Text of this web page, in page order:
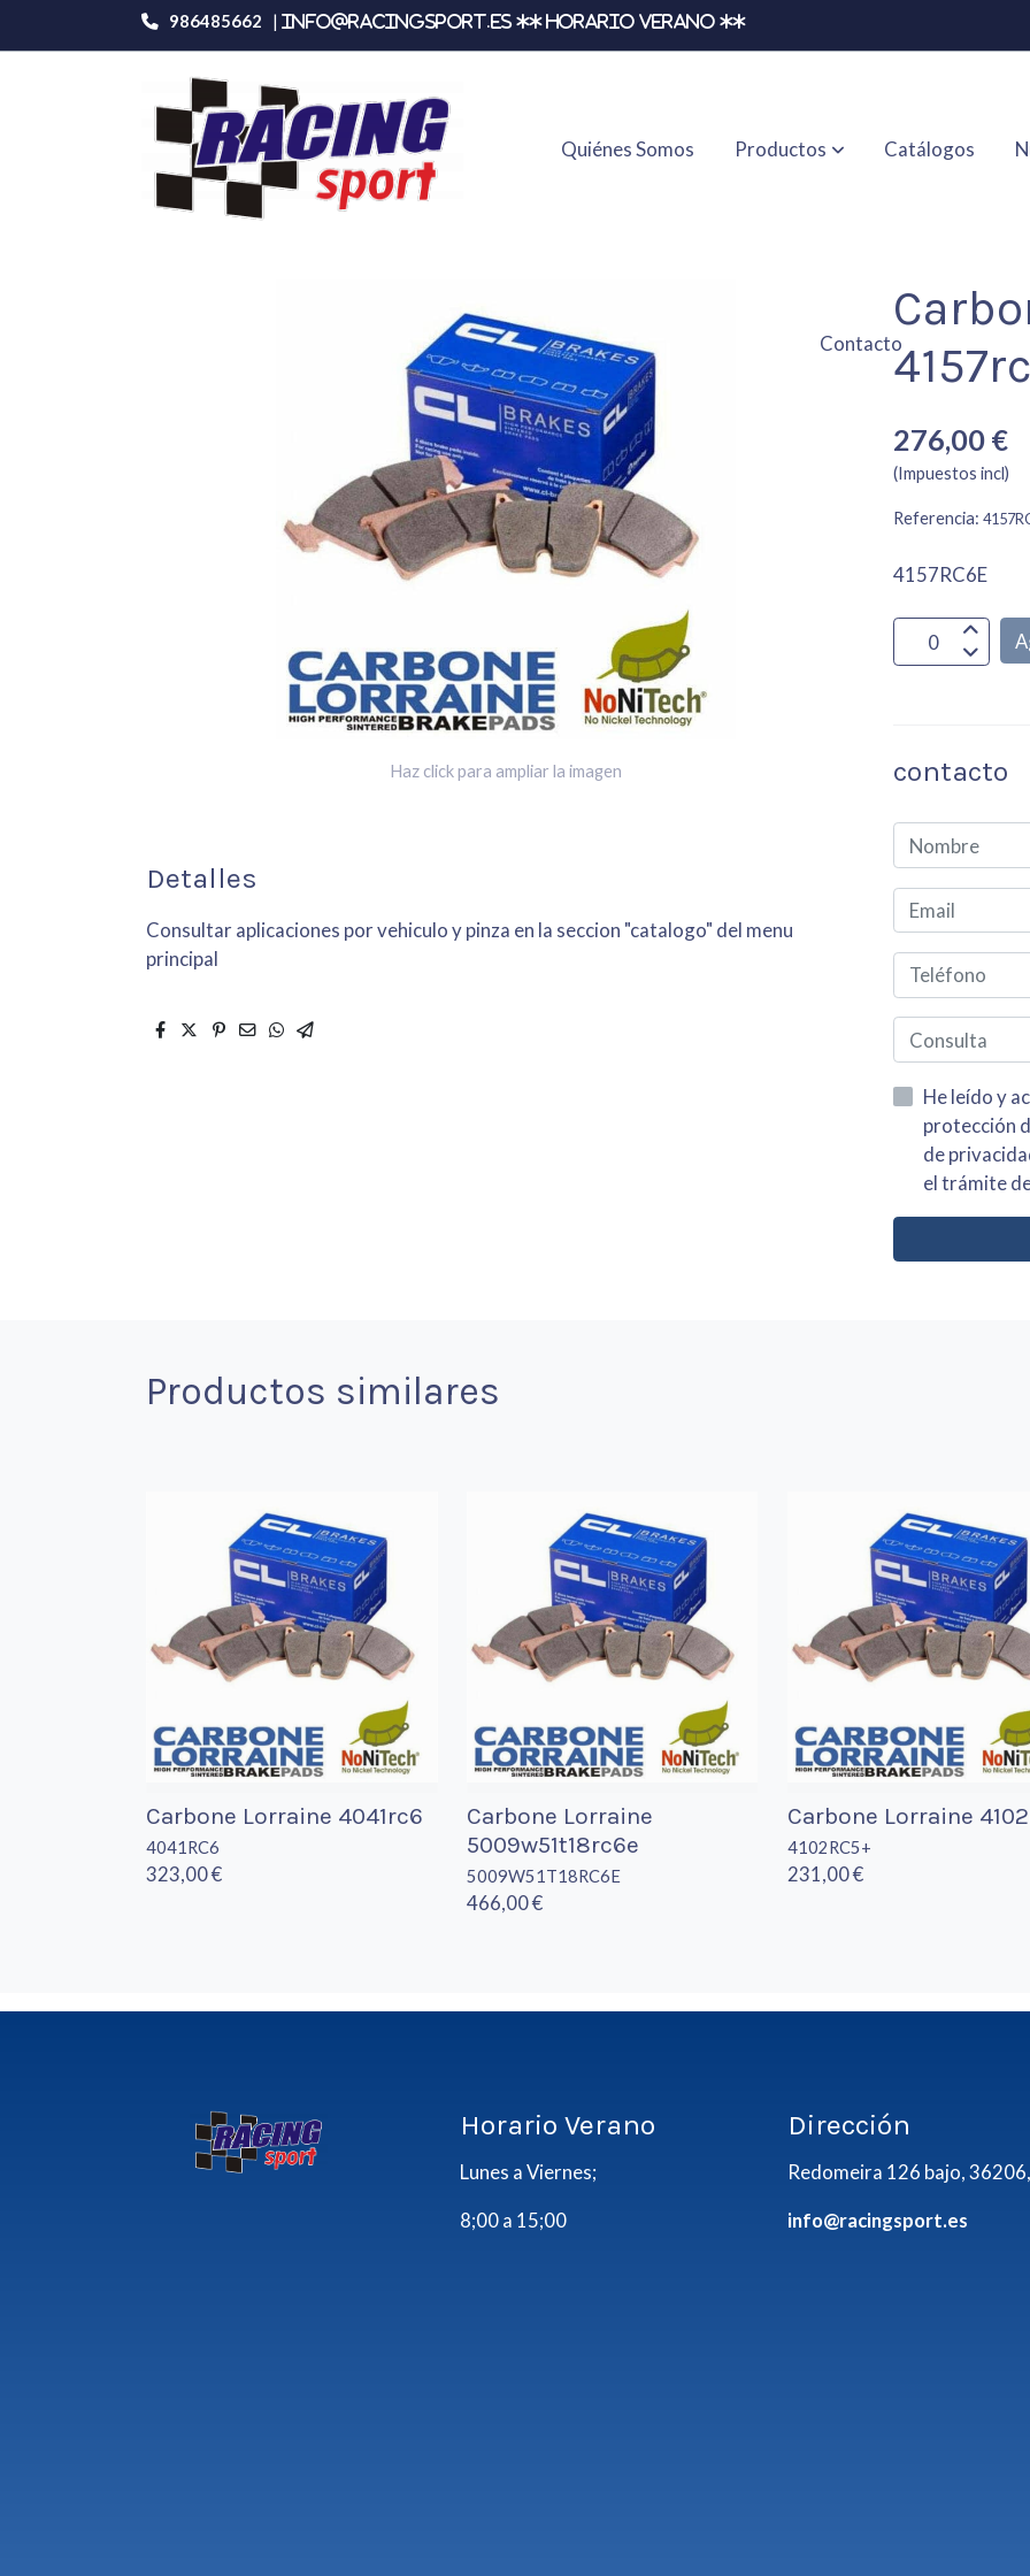
986485662 | info@racingsport.es ** HORARIO VERANO **
Quiénes Somos Productos Catálogos
Contacto
Productos Carbone Lorraine 4157rc6e
Haz click para ampliar la imagen
Detalles
Consultar aplicaciones por vehiculo y pinza en la seccion "catalogo" del menu
principal
276,00 €
(Impuestos incl)
Referencia:
4157RC6E
contacto
He leído y acepto la
protección de datos asi como el
de privacidad y acepto el tratamiento de mis
el trámite
Productos similares
Carbone Lorraine 4041rc6
4041RC6
323,00 €
Carbone Lorraine
5009w51t18rc6e
5009W51T18RC6E
466,00 €
Carbone Lorraine
4102RC5+
231,00 €
Horario Verano
Lunes a Viernes;
8;00 a 15;00
Dirección
Redomeira 126 bajo,
info@racingsport.es